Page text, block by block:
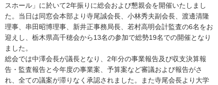
スホール」に於いて2年振りに総会および懇親会を開催いたしまし
た。当日は同窓会本部より寺尾誠会長、小林秀夫副会長、渡邊清隆
理事、串田昭博理事、新井正事務局長、若村高明会計監査の6名をお
迎えし、栃木県高千穂会から13名の参加で総勢19名での開催となり
ました。
総会では中澤会長が議長となり、2年分の事業報告及び収支決算報
告・監査報告と今年度の事業案、予算案など審議および報告がさ
れ、全ての議案が滞りなく承認されました。また寺尾会長より大学